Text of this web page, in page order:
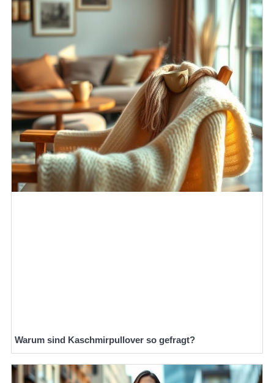
Warum sind Kaschmirpullover so gefragt?